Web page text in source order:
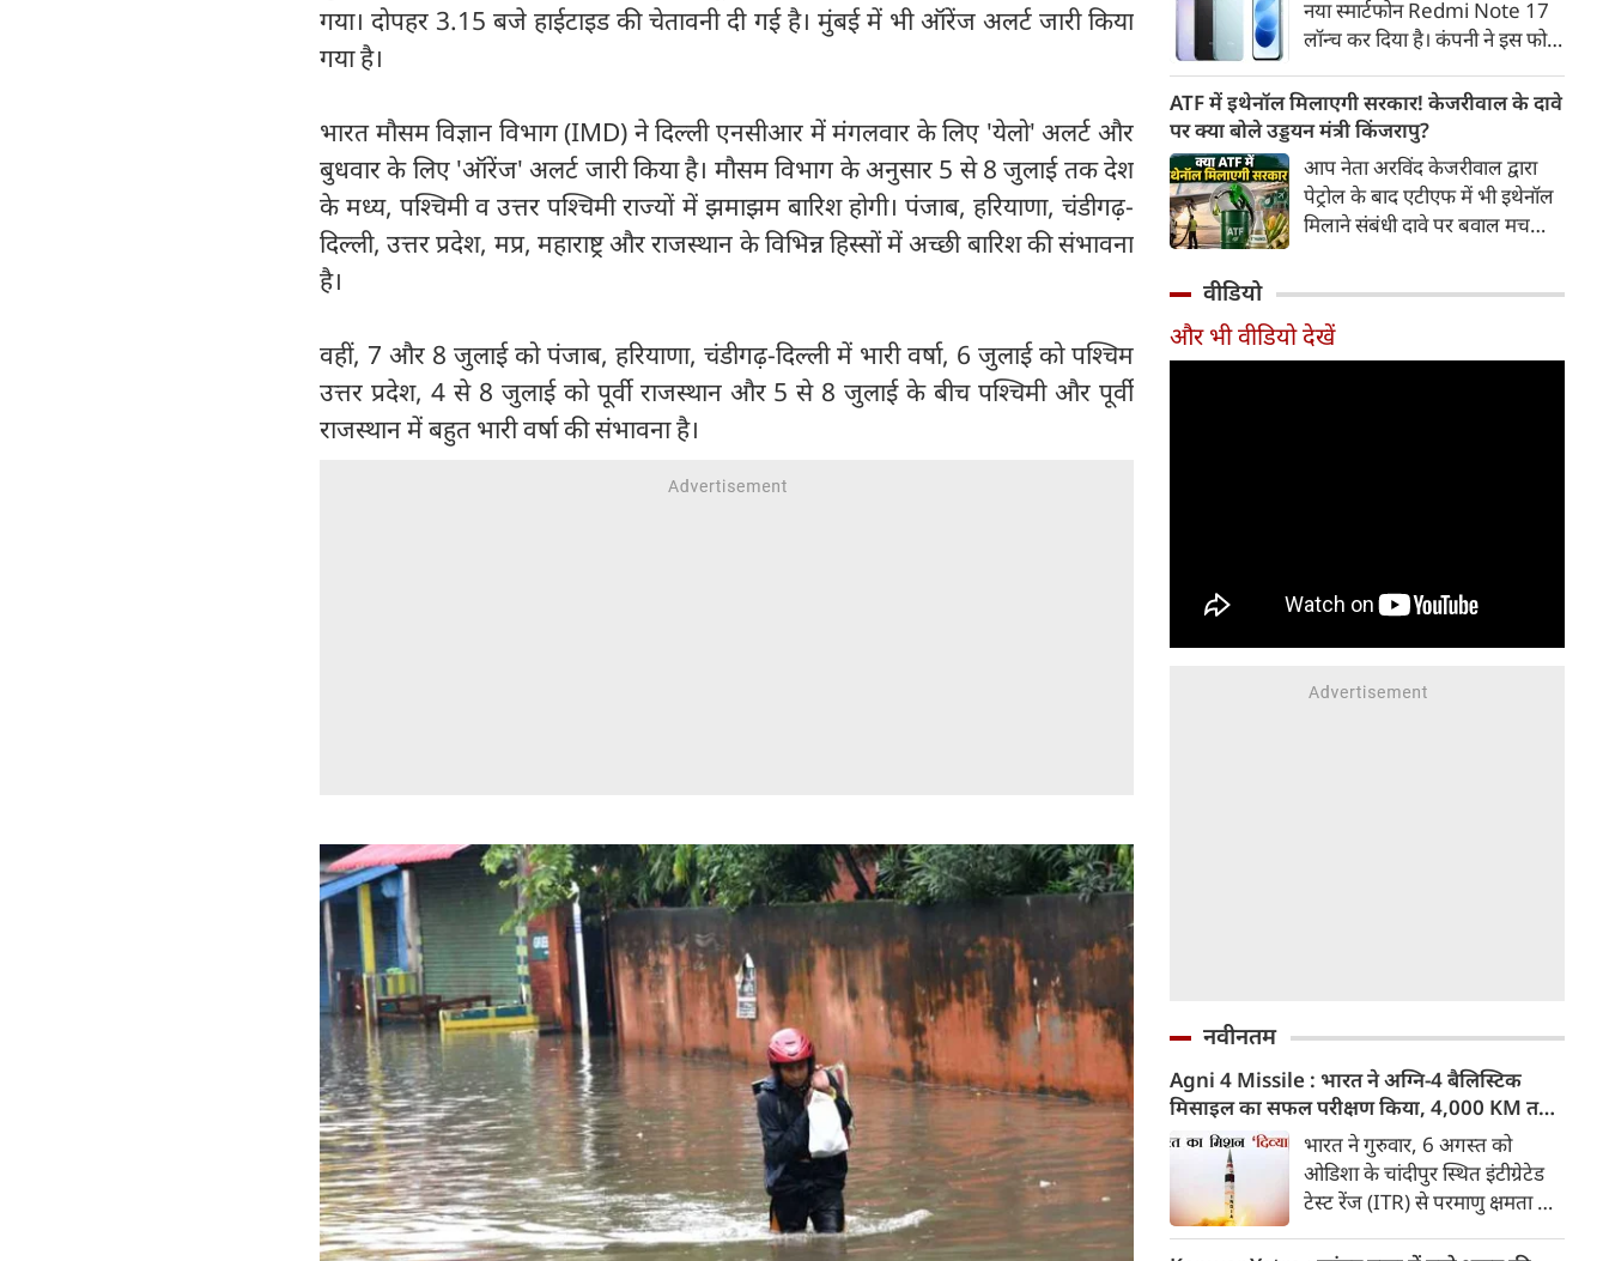
गया। दोपहर 3.15 बजे हाईटाइड की चेतावनी दी गई है। मुंबई में भी ऑरेंज अलर्ट जारी किया
गया है।
भारत मौसम विज्ञान विभाग (IMD) ने दिल्ली एनसीआर में मंगलवार के लिए 'येलो' अलर्ट और
बुधवार के लिए 'ऑरेंज' अलर्ट जारी किया है। मौसम विभाग के अनुसार 5 से 8 जुलाई तक देश
के मध्य, पश्चिमी व उत्तर पश्चिमी राज्यों में झमाझम बारिश होगी। पंजाब, हरियाणा, चंडीगढ़-
दिल्ली, उत्तर प्रदेश, मप्र, महाराष्ट्र और राजस्थान के विभिन्न हिस्सों में अच्छी बारिश की संभावना
है।
वहीं, 7 और 8 जुलाई को पंजाब, हरियाणा, चंडीगढ़-दिल्ली में भारी वर्षा, 6 जुलाई को पश्चिम
उत्तर प्रदेश, 4 से 8 जुलाई को पूर्वी राजस्थान और 5 से 8 जुलाई के बीच पश्चिमी और पूर्वी
राजस्थान में बहुत भारी वर्षा की संभावना है।
कंपनी की आधिकारिक वेबसाइट के
जरिए शुरू की गई है। आने वाले समय
में इसे दूसरे शहरों में भी उपलब्ध
कराया जाएगा।
नया स्मार्टफोन Redmi Note 17
लॉन्च कर दिया है। कंपनी ने इस फोन
डिस्प्ले, 8,000mAh की बड़ी बैटरी
और Qualcomm Snapdragon
चिपसेट के साथ पेश किया है। फोन में
50MP का मेन कैमरा दिया गया है।
इसके अलावा Redmi Note 17 में
Corning Gorilla Glass 7i
चेसिस जैसे फीचर्स मिलते हैं।
ATF में इथेनॉल मिलाएगी सरकार! केजरीवाल के दावे
पर क्या बोले उड्डयन मंत्री किंजरापु?
आप नेता अरविंद केजरीवाल द्वारा
पेट्रोल के बाद एटीएफ में भी इथेनॉल
मिलाने संबंधी दावे पर बवाल मच
इथेनॉल मिलाने की कोई योजना नहीं
है।
वीडियो
और भी वीडियो देखें
नवीनतम
Agni 4 Missile : भारत ने अग्नि-4 बैलिस्टिक
मिसाइल का सफल परीक्षण किया, 4,000 KM तक
मारक क्षमता
भारत ने गुरुवार, 6 अगस्त को
ओडिशा के चांदीपुर स्थित इंटीग्रेटेड
टेस्ट रेंज (ITR) से परमाणु क्षमता से